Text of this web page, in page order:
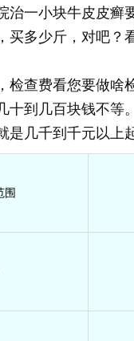
一小块牛皮皮癣
买多少斤，对吧？
查费看您要做啥
到几百块钱不等
几千到千元以上
围